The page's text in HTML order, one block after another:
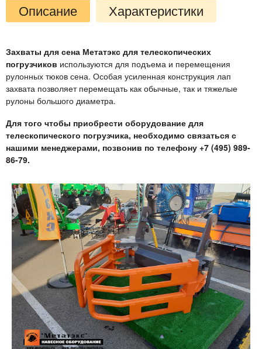
Описание Характеристики
Захваты для сена Метатэкс для телескопических
погрузчиков используются для подъема и перемещения
рулонных тюков сена. Особая усиленная конструкция лап
захвата позволяет перемещать как обычные, так и тяжелые
рулоны большого диаметра.
Для того чтобы приобрести оборудование для
телескопического погрузчика, необходимо связаться с
нашими менеджерами, позвонив по телефону +7 (495) 989-
86-79.